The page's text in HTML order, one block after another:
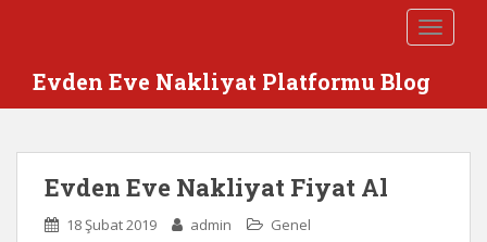
t
Evden Eve Nakliyat Platformu Blog
Evden Eve Nakliyat Fiyat Al
18 Şubat 2019 admin Genel